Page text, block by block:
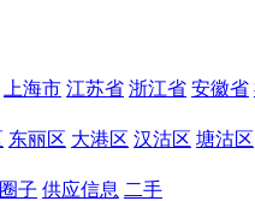
上海市 江苏省 浙江省 安徽省
东丽区 大港区 汉沽区 塘沽区
圈子 供应信息 二手